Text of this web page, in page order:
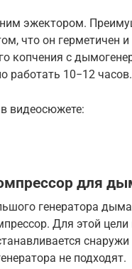
эжектором.
что он герметичен
копчения с
работать 10−12 часов.
видеосюжете:
для
генератора
Для этой цели
не подходят.